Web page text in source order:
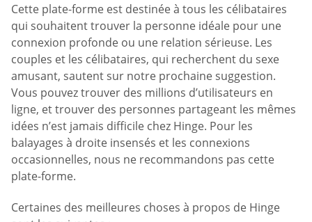
Cette plate-forme est destinée à tous les célibataires
qui souhaitent trouver la personne idéale pour une
connexion profonde ou une relation sérieuse. Les
couples et les célibataires, qui recherchent du sexe
amusant, sautent sur notre prochaine suggestion.
Vous pouvez trouver des millions d’utilisateurs en
ligne, et trouver des personnes partageant les mêmes
idées n’est jamais difficile chez Hinge. Pour les
balayages à droite insensés et les connexions
occasionnelles, nous ne recommandons pas cette
plate-forme.
Certaines des meilleures choses à propos de Hinge